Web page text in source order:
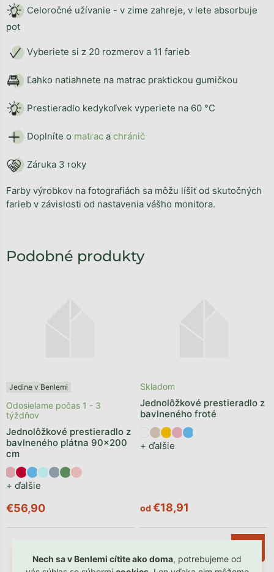
Nech sa v Benlemi cítite ako doma, potrebujeme od
Celoročné užívanie - v zime zahreje, v lete absorbuje
pot
Vyberiete si z 20 rozmerov a 11 farieb
Ľahko natiahnete na matrac praktickou gumičkou
Prestieradlo kedykoľvek vyperiete na 60 °C
Doplníte o matrac a chránič
Záruka 3 roky
Farby výrobkov na fotografiách sa môžu líšiť od skutočných
farieb v závislosti od nastavenia vášho monitora.
Jedine v Benlemi
Jednolôžkové prestieradlo z
bavlneného plátna 90x200
cm
+ ďalšie
Odosielame počas 1 - 3
týždňov
€56,90
Jednolôžkové prestieradlo z
bavlneného froté
+ ďalšie
Skladom
od€18,91
–10 %